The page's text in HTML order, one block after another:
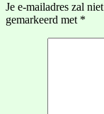
Je e-mailadres zal
gemarkeerd met *